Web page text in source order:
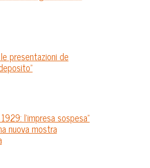
presentazioni de
l’impresa sospesa”
nuova mostra